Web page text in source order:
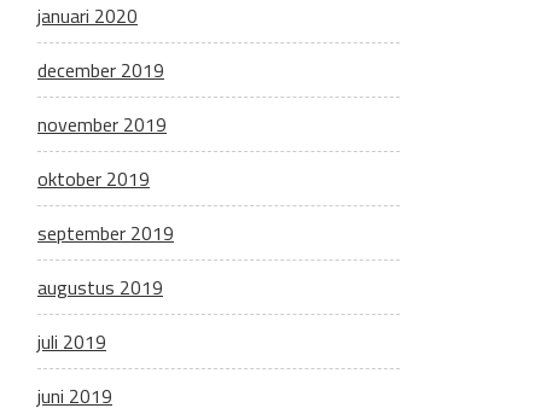
januari 2020
december 2019
november 2019
oktober 2019
september 2019
augustus 2019
juli 2019
juni 2019